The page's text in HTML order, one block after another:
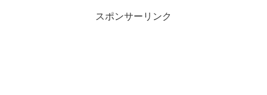
スポンサーリンク